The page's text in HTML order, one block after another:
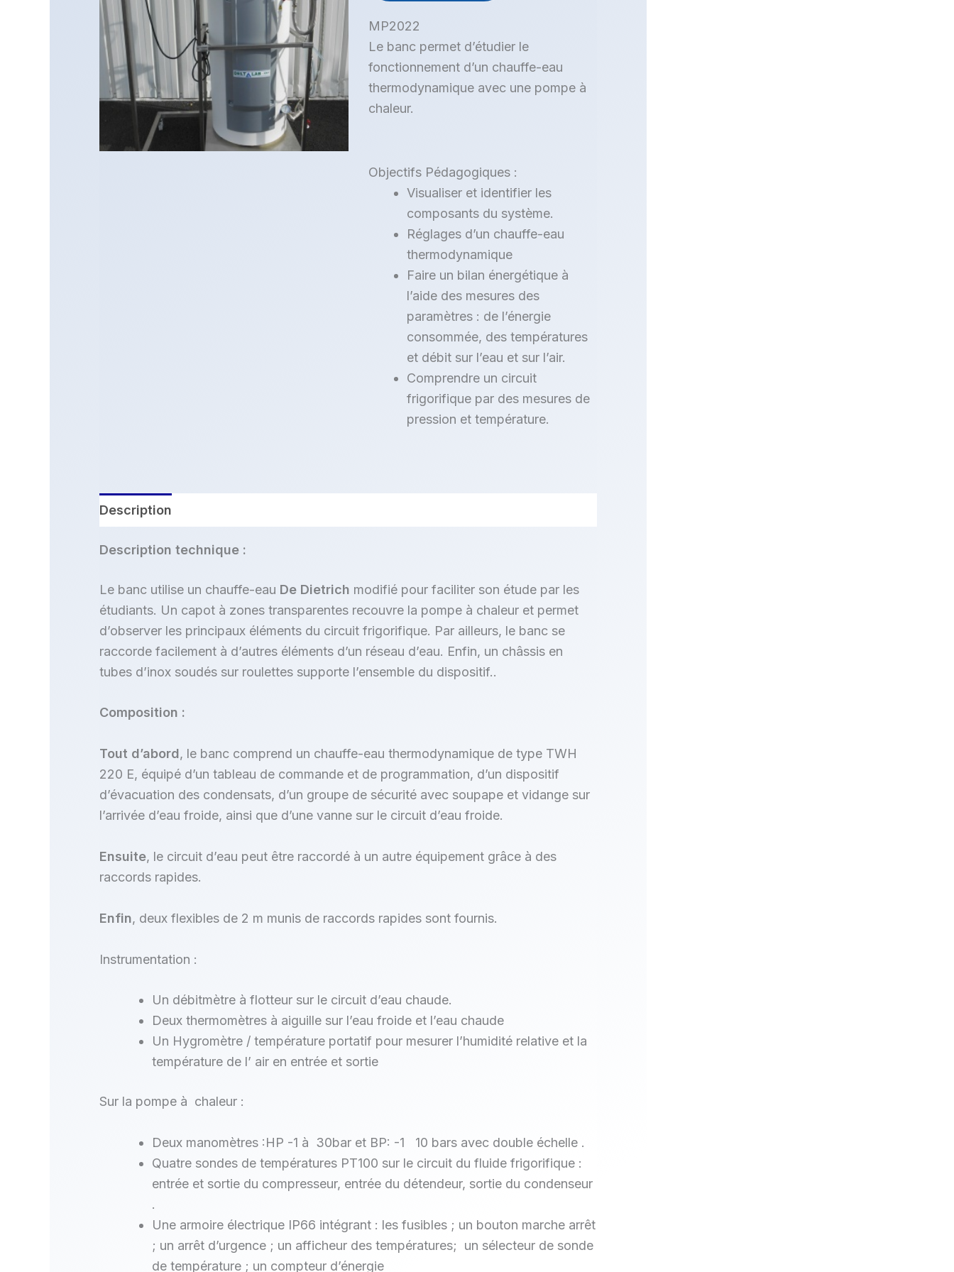
MP2022
Le banc permet d’étudier le
fonctionnement d’un chauffe-eau
thermodynamique avec une pompe à
chaleur.
Objectifs Pédagogiques :
Visualiser et identifier les
composants du système.
Réglages d’un chauffe-eau
thermodynamique
Faire un bilan énergétique à
l’aide des mesures des
paramètres : de l’énergie
consommée, des températures
et débit sur l’eau et sur l’air.
Comprendre un circuit
frigorifique par des mesures de
pression et température.
Description
Description technique :
Le banc utilise un chauffe-eau De Dietrich modifié pour faciliter son étude par les
étudiants. Un capot à zones transparentes recouvre la pompe à chaleur et permet
d’observer les principaux éléments du circuit frigorifique. Par ailleurs, le banc se
raccorde facilement à d’autres éléments d’un réseau d’eau. Enfin, un châssis en
tubes d’inox soudés sur roulettes supporte l’ensemble du dispositif..
Composition :
Tout d’abord, le banc comprend un chauffe-eau thermodynamique de type TWH
220 E, équipé d’un tableau de commande et de programmation, d’un dispositif
d’évacuation des condensats, d’un groupe de sécurité avec soupape et vidange sur
l’arrivée d’eau froide, ainsi que d’une vanne sur le circuit d’eau froide.
Ensuite, le circuit d’eau peut être raccordé à un autre équipement grâce à des
raccords rapides.
Enfin, deux flexibles de 2 m munis de raccords rapides sont fournis.
Instrumentation :
Un débitmètre à flotteur sur le circuit d’eau chaude.
Deux thermomètres à aiguille sur l’eau froide et l’eau chaude
Un Hygromètre / température portatif pour mesurer l’humidité relative et la
température de l’ air en entrée et sortie
Sur la pompe à chaleur :
Deux manomètres :HP -1 à 30bar et BP: -1 10 bars avec double échelle .
Quatre sondes de températures PT100 sur le circuit du fluide frigorifique :
entrée et sortie du compresseur, entrée du détendeur, sortie du condenseur
.
Une armoire électrique IP66 intégrant : les fusibles ; un bouton marche arrêt
; un arrêt d’urgence ; un afficheur des températures; un sélecteur de sonde
de température ; un compteur d’énergie